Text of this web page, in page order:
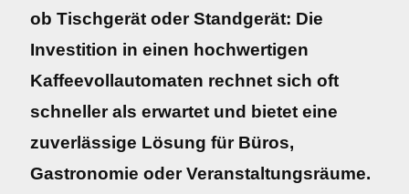
ob Tischgerät oder Standgerät: Die
Investition in einen hochwertigen
Kaffeevollautomaten rechnet sich oft
schneller als erwartet und bietet eine
zuverlässige Lösung für Büros,
Gastronomie oder Veranstaltungsräume.